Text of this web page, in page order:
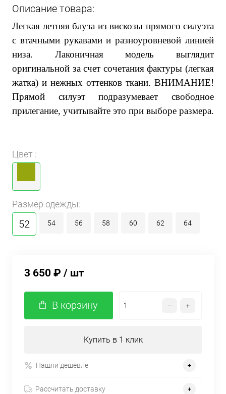
Описание товара:
Легкая летняя блуза из вискозы прямого силуэта
с втачными рукавами и разноуровневой линией
низа. Лаконичная модель выглядит
оригинальной за счет сочетания фактуры (легкая
жатка) и нежных оттенков ткани. ВНИМАНИЕ!
Прямой силуэт подразумевает свободное
прилегание, учитывайте это при выборе размера.
Цвет :
Размер одежды:
52 54 56 58 60 62 64
3 650 ₽ / шт
В корзину
Купить в 1 клик
Нашли дешевле
Рассчитать доставку